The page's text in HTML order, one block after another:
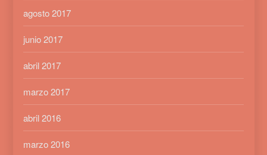
agosto 2017
junio 2017
abril 2017
marzo 2017
abril 2016
marzo 2016